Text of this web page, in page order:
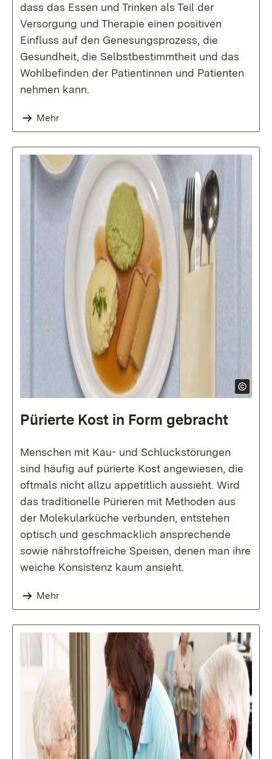
dass das Essen und Trinken als Teil der
Versorgung und Therapie einen positiven
Einfluss auf den Genesungsprozess, die
Gesundheit, die Selbstbestimmtheit und das
Wohlbefinden der Patientinnen und Patienten
nehmen kann.
Mehr
Pürierte Kost in Form gebracht
Menschen mit Kau- und Schluckstörungen
sind häufig auf pürierte Kost angewiesen, die
oftmals nicht allzu appetitlich aussieht. Wird
das traditionelle Pürieren mit Methoden aus
der Molekularküche verbunden, entstehen
optisch und geschmacklich ansprechende
sowie nährstoffreiche Speisen, denen man ihre
weiche Konsistenz kaum ansieht.
Mehr